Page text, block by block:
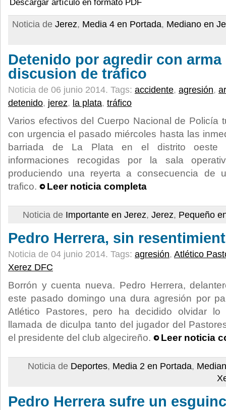
Descargar artículo en formato PDF
Noticia de Jerez, Media 4 en Portada, Mediano en
Detenido por agredir con
discusion de tráfico
Noticia de 06 junio 2014. Tags: accidente, agresión,
detenido, jerez, la plata, tráfico
Varios efectivos del Cuerpo Nacional de Policía
con urgencia el pasado miércoles hasta las
barriada de La Plata en el distrito oeste
informaciones recogidas por la sala
produciendo una reyerta a consecuencia de
trafico.
Leer noticia completa
Noticia de Importante en Jerez, Jerez, Pequeño
Pedro Herrera, sin
Noticia de 04 junio 2014. Tags: agresión, Atlético
Xerez DFC
Borrón y cuenta nueva. Pedro Herrera,
este pasado domingo una dura agresión por
Atlético Pastores, pero ha decidido olvidar
llamada de diculpa tanto del jugador del
el presidente del club algecireño.
Leer noticia
Noticia de Deportes, Media 2 en Portada,
Pedro Herrera sufre un